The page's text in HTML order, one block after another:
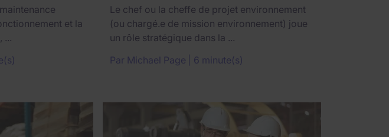
et la
...
Le chef ou la cheffe de projet environnement
(ou chargé.e de mission environnement) joue
un rôle stratégique dans la ...
Par Michael Page 6 minute(s)